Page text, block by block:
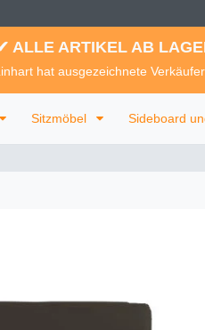
ALLE ARTIKEL AB
hat ausgezeichnete
Sitzmöbel Sideboard